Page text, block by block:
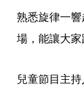
熟悉旋律一
場，能讓大家
兒童節目主